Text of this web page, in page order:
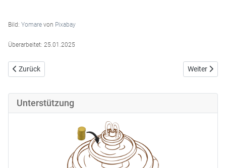
Bild: Yomare von Pixabay
Überarbeitet: 25.01.2025
Vorheriger Beitrag: Wandel
Zurück Nächster
Weiter
Unterstützung